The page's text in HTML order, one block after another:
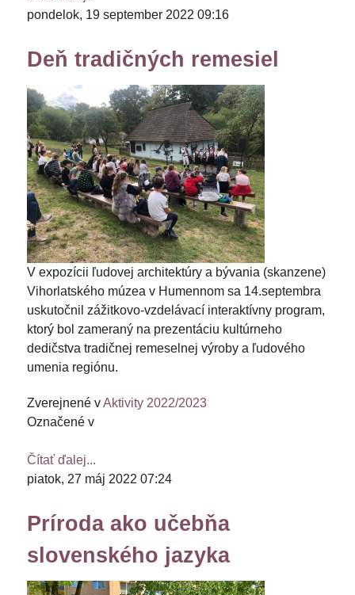
pondelok, 19 september 2022 09:16
Deň tradičných remesiel
V expozícii ľudovej architektúry a bývania (skanzene)
Vihorlatského múzea v Humennom sa 14.septembra
uskutočnil zážitkovo-vzdelávací interaktívny program,
ktorý bol zameraný na prezentáciu kultúrneho
dedičstva tradičnej remeselnej výroby a ľudového
umenia regiónu.
Zverejnené vAktivity 2022/2023
Označené v
Čítať ďalej...
piatok, 27 máj 2022 07:24
Príroda ako učebňa
slovenského jazyka